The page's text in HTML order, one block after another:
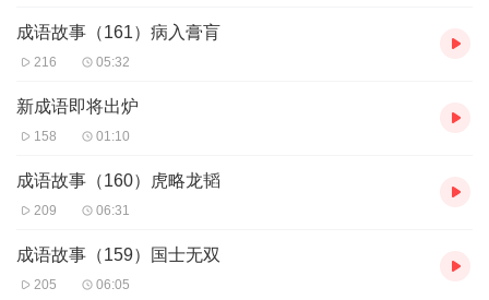
成语故事（161）病入膏肓
216 05:32
新成语即将出炉
158 01:10
成语故事（160）虎略龙韬
209 06:31
成语故事（159）国士无双
205 06:05